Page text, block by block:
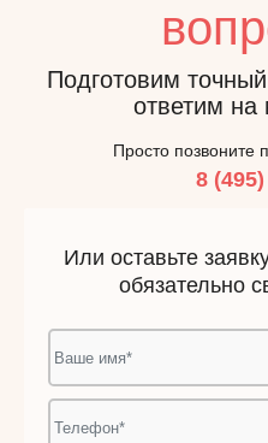
Подготовим
ответим на
Просто позвоните
8
Или оставьте
обязательно